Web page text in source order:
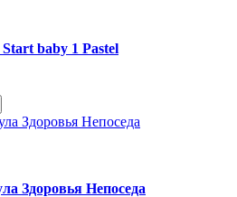
baby 1 Pastel
Здоровья Непоседа